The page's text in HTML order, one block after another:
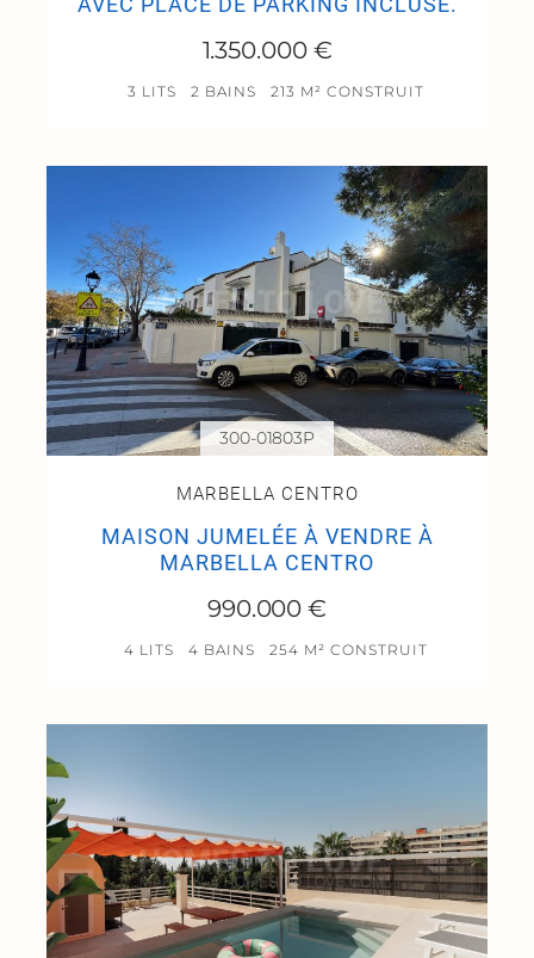
AVEC PLACE DE PARKING INCLUSE.
1.350.000 €
3 LITS 2 BAINS 213 M² CONSTRUIT
MARBELLA CENTRO
MAISON JUMELÉE À VENDRE À
MARBELLA CENTRO
990.000 €
4 LITS 4 BAINS 254 M² CONSTRUIT
300-01803P